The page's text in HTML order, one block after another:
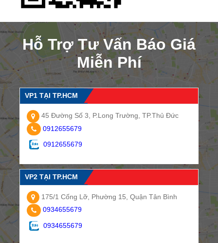
Hỗ Trợ Tư Vấn Báo Giá
Miễn Phí
VP1 TẠI TP.HCM
45 Đường Số 3, P.Long Trường, TP.Thủ Đức
0912655679
0912655679
VP2 TẠI TP.HCM
175/1 Cống Lỡ, Phường 15, Quận Tân Bình
0934655679
0934655679